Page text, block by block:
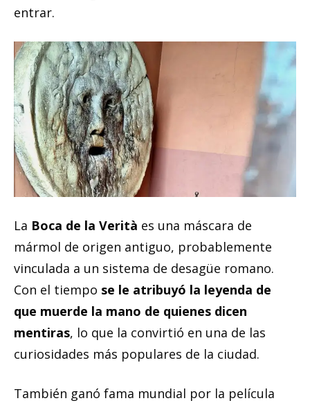
entrar.
La Boca de la Verità es una máscara de
mármol de origen antiguo, probablemente
vinculada a un sistema de desagüe romano.
Con el tiempo se le atribuyó la leyenda de
que muerde la mano de quienes dicen
mentiras, lo que la convirtió en una de las
curiosidades más populares de la ciudad.
También ganó fama mundial por la película